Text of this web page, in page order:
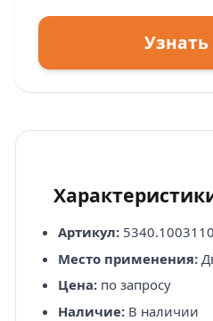
Узнать
Артикул:5340.1003110
Место применения:
Цена:по запросу
Наличие:В наличии